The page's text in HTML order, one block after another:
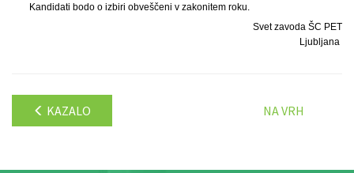
Kandidati bodo o izbiri obveščeni v zakonitem roku.
Svet zavoda ŠC PET
Ljubljana
KAZALO NA VRH